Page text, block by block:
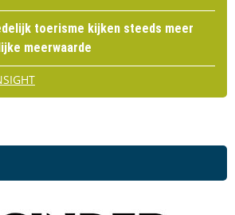
toerisme kijken steeds meer
meerwaarde